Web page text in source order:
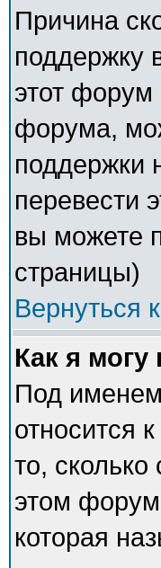
Причина
поддержку
этот форум
форума,
поддержки
перевести
вы можете
страницы)
Вернуться
Как я
Под именем
относится
то,
этом
которая